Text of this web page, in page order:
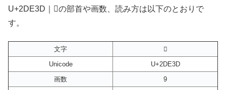
U+2DE3D｜𭸽の部首や画数、読み方は以下のとおりで
す。
文字
𭸽
Unicode
U+2DE3D
画数
9